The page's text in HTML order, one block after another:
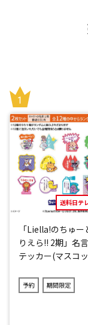
送料日テ
「Liella!のちゅー
りえら!! 2期」名
テッカー(マスコ
(ランダム12種)
予約 期間限定